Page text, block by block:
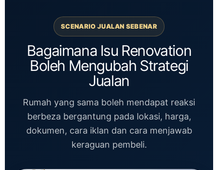
SCENARIO JUALAN SEBENAR
Bagaimana Isu Renovation
Boleh Mengubah Strategi
Jualan
Rumah yang sama boleh mendapat reaksi
berbeza bergantung pada lokasi, harga,
dokumen, cara iklan dan cara menjawab
keraguan pembeli.